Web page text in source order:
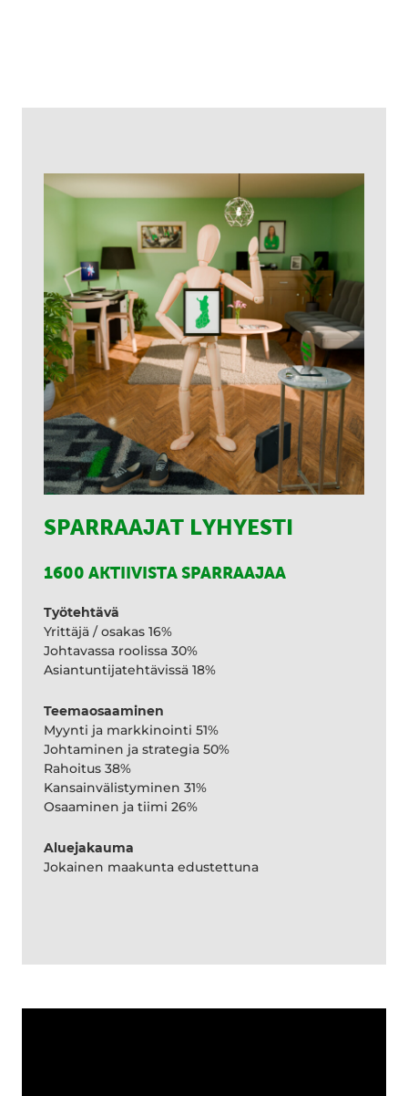
SPARRAAJAT LYHYESTI
1600 AKTIIVISTA SPARRAAJAA
Työtehtävä
Yrittäjä / osakas 16%
Johtavassa roolissa 30%
Asiantuntijatehtävissä 18%
Teemaosaaminen
Myynti ja markkinointi 51%
Johtaminen ja strategia 50%
Rahoitus 38%
Kansainvälistyminen 31%
Osaaminen ja tiimi 26%
Aluejakauma
Jokainen maakunta edustettuna